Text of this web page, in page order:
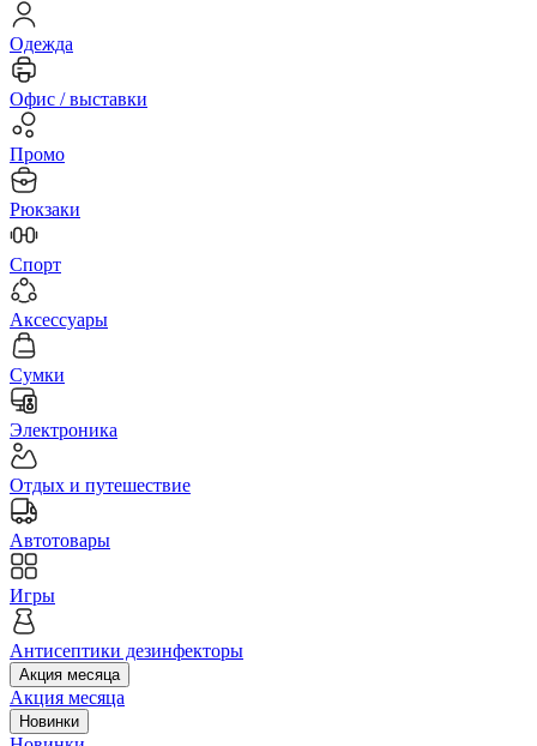
Одежда
Офис / выставки
Промо
Рюкзаки
Спорт
Аксессуары
Сумки
Электроника
Отдых и путешествие
Автотовары
Игры
Антисептики дезинфекторы
Акция месяца
Акция месяца
Новинки